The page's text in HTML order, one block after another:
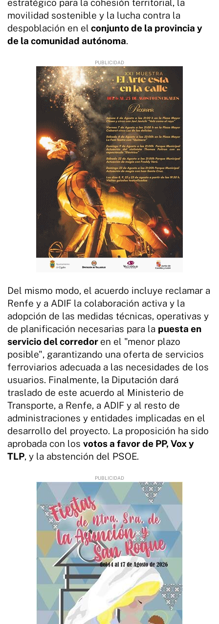
estratégico para la cohesión territorial, la
movilidad sostenible y la lucha contra la
despoblación en el conjunto de la provincia y
de la comunidad autónoma.
Del mismo modo, el acuerdo incluye reclamar a
Renfe y a ADIF la colaboración activa y la
adopción de las medidas técnicas, operativas y
de planificación necesarias para la puesta en
servicio del corredor en el "menor plazo
posible", garantizando una oferta de servicios
ferroviarios adecuada a las necesidades de los
usuarios. Finalmente, la Diputación dará
traslado de este acuerdo al Ministerio de
Transporte, a Renfe, a ADIF y al resto de
administraciones y entidades implicadas en el
desarrollo del proyecto. La proposición ha sido
aprobada con los votos a favor de PP, Vox y
TLP, y la abstención del PSOE.